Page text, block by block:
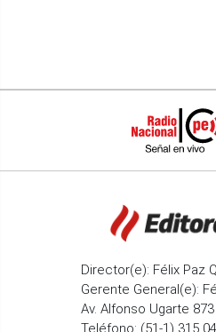
Director(e): Félix Paz
Gerente General(e):
Av. Alfonso Ugarte 873
Teléfono: (51-1) 315